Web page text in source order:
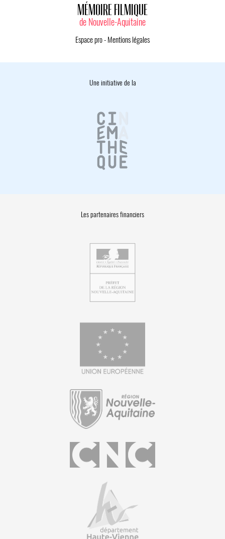
MÉMOIRE FILMIQUE
de Nouvelle-Aquitaine
Espace pro- Mentions légales
Une initiative de la
Les partenaires financiers